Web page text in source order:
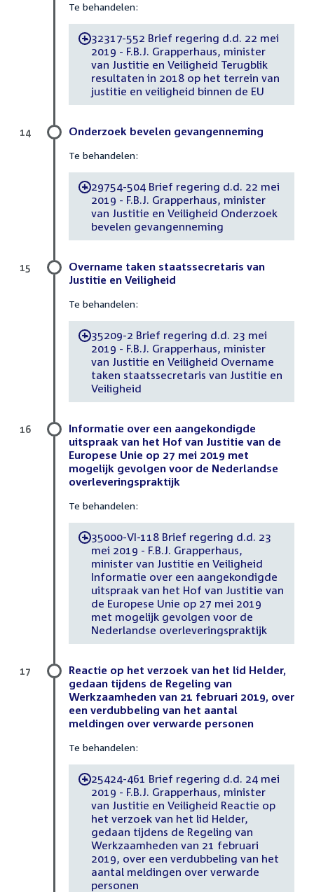
Te behandelen:
-32317-552 Brief regering d.d. 22 mei
2019 - F.B.J. Grapperhaus, minister
van Justitie en Veiligheid Terugblik
resultaten in 2018 op het terrein van
justitie en veiligheid binnen de EU
Onderzoek bevelen gevangenneming
Te behandelen:
-29754-504 Brief regering d.d. 22 mei
2019 - F.B.J. Grapperhaus, minister
van Justitie en Veiligheid Onderzoek
bevelen gevangenneming
14
Overname taken staatssecretaris van
Justitie en Veiligheid
Te behandelen:
-35209-2 Brief regering d.d. 23 mei
2019 - F.B.J. Grapperhaus, minister
van Justitie en Veiligheid Overname
taken staatssecretaris van Justitie en
Veiligheid
15
Informatie over een aangekondigde
uitspraak van het Hof van Justitie van de
Europese Unie op 27 mei 2019 met
mogelijk gevolgen voor de Nederlandse
overleveringspraktijk
Te behandelen:
-35000-VI-118 Brief regering d.d. 23
mei 2019 - F.B.J. Grapperhaus,
minister van Justitie en Veiligheid
Informatie over een aangekondigde
uitspraak van het Hof van Justitie van
de Europese Unie op 27 mei 2019
met mogelijk gevolgen voor de
Nederlandse overleveringspraktijk
16
Reactie op het verzoek van het lid Helder,
gedaan tijdens de Regeling van
Werkzaamheden van 21 februari 2019, over
een verdubbeling van het aantal
meldingen over verwarde personen
Te behandelen:
-25424-461 Brief regering d.d. 24 mei
2019 - F.B.J. Grapperhaus, minister
van Justitie en Veiligheid Reactie op
het verzoek van het lid Helder,
gedaan tijdens de Regeling van
Werkzaamheden van 21 februari
2019, over een verdubbeling van het
aantal meldingen over verwarde
personen
17